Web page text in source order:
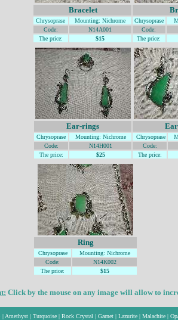
Bracelet
Chrysoprase Mounting: Nichrome Chrysoprase
Code:
N14A001
Code:
The price:
$15 The price:
Ear-rings
Chrysoprase Mounting: Nichrome Chrysoprase
Code:
N14H001
Code:
The price:
$25 The price:
Ring
Chrysoprase Mounting: Nichrome
Code:
N14K002
The price:
$15
Click by the mouse on any image will allow to
| Amethyst | Turquoise | Rock Crystal | Garnet | Lazurite | Malachite |